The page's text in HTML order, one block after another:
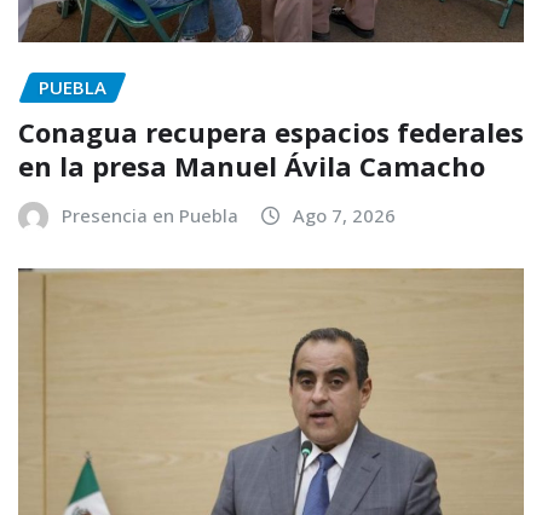
PUEBLA
Conagua recupera espacios federales
en la presa Manuel Ávila Camacho
Presencia en Puebla Ago 7, 2026